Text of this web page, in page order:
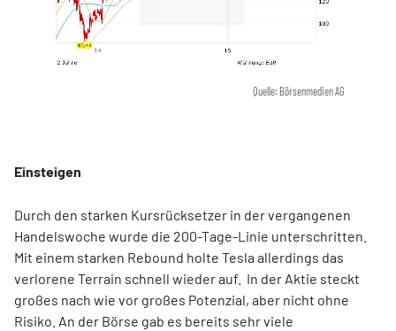
Quelle: Börsenmedien AG
Einsteigen
Durch den starken Kursrücksetzer in der vergangenen
Handelswoche wurde die 200-Tage-Linie unterschritten.
Mit einem starken Rebound holte Tesla allerdings das
verlorene Terrain schnell wieder auf. In der Aktie steckt
großes nach wie vor großes Potenzial, aber nicht ohne
Risiko. An der Börse gab es bereits sehr viele